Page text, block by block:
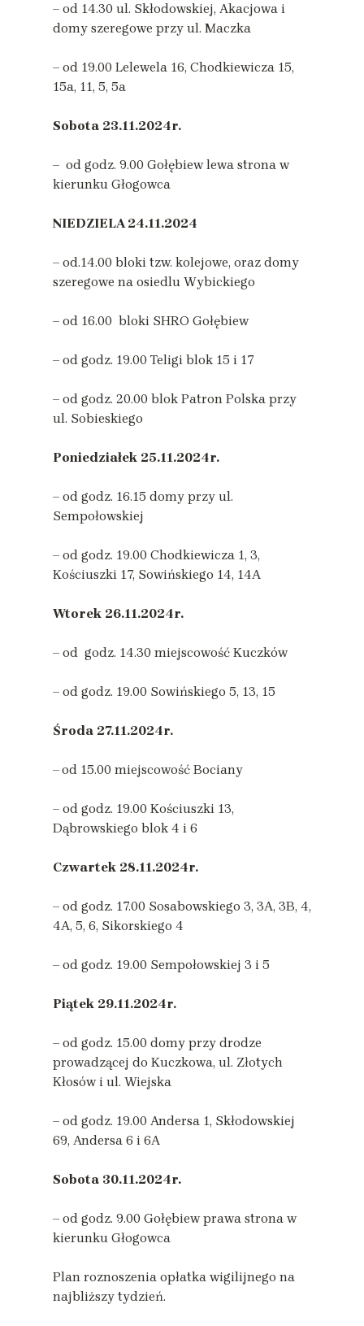
– od 14.30 ul. Skłodowskiej, Akacjowa i
domy szeregowe przy ul. Maczka
– od 19.00 Lelewela 16, Chodkiewicza 15,
15a, 11, 5, 5a
Sobota 23.11.2024r.
– od godz. 9.00 Gołębiew lewa strona w
kierunku Głogowca
NIEDZIELA 24.11.2024
– od.14.00 bloki tzw. kolejowe, oraz domy
szeregowe na osiedlu Wybickiego
– od 16.00 bloki SHRO Gołębiew
– od godz. 19.00 Teligi blok 15 i 17
– od godz. 20.00 blok Patron Polska przy
ul. Sobieskiego
Poniedziałek 25.11.2024r.
– od godz. 16.15 domy przy ul.
Sempołowskiej
– od godz. 19.00 Chodkiewicza 1, 3,
Kościuszki 17, Sowińskiego 14, 14A
Wtorek 26.11.2024r.
– od godz. 14.30 miejscowość Kuczków
– od godz. 19.00 Sowińskiego 5, 13, 15
Środa 27.11.2024r.
–od 15.00 miejscowość Bociany
– od godz. 19.00 Kościuszki 13,
Dąbrowskiego blok 4 i 6
Czwartek 28.11.2024r.
– od godz. 17.00 Sosabowskiego 3, 3A, 3B, 4,
4A, 5, 6, Sikorskiego 4
– od godz. 19.00 Sempołowskiej 3 i 5
Piątek 29.11.2024r.
– od godz. 15.00 domy przy drodze
prowadzącej do Kuczkowa, ul. Złotych
Kłosów i ul. Wiejska
– od godz. 19.00 Andersa 1, Skłodowskiej
69, Andersa 6 i 6A
Sobota 30.11.2024r.
– od godz. 9.00 Gołębiew prawa strona w
kierunku Głogowca
Plan roznoszenia opłatka wigilijnego na
najbliższy tydzień.